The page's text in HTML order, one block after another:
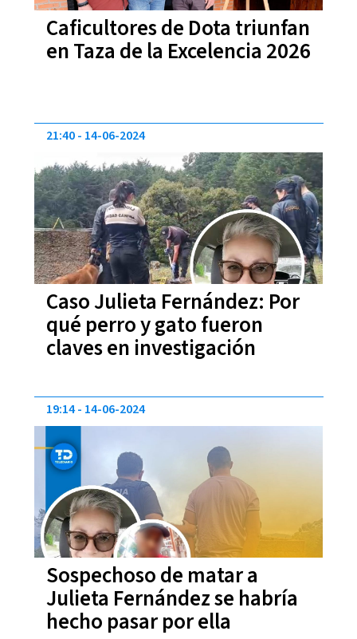
Caficultores de Dota triunfan
en Taza de la Excelencia 2026
Caso Julieta Fernández: Por
qué perro y gato fueron
claves en investigación
21:40 14-06-2024
Sospechoso de matar a
Julieta Fernández se habría
hecho pasar por ella
19:14 14-06-2024